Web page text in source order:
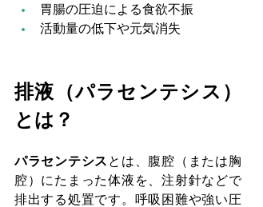
胃腸の圧迫による食欲不振
活動量の低下や元気消失
排液（パラセンテシス）
とは？
パラセンテシス とは、腹腔（または胸
腔）にたまった体液を、注射針などで
排出する処置です。呼吸困難や強い圧